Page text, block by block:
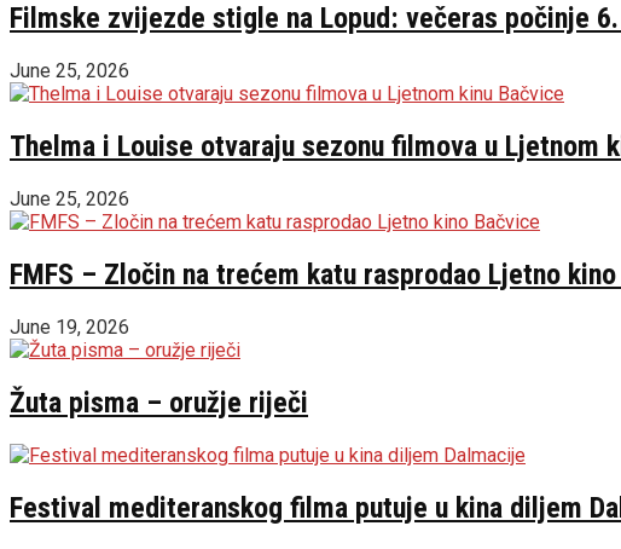
Filmske zvijezde stigle na Lopud: večeras počinje
June 25, 2026
Thelma i Louise otvaraju sezonu filmova u Ljetnom
June 25, 2026
FMFS – Zločin na trećem katu rasprodao Ljetno
June 19, 2026
Žuta pisma – oružje riječi
Festival mediteranskog filma putuje u kina diljem